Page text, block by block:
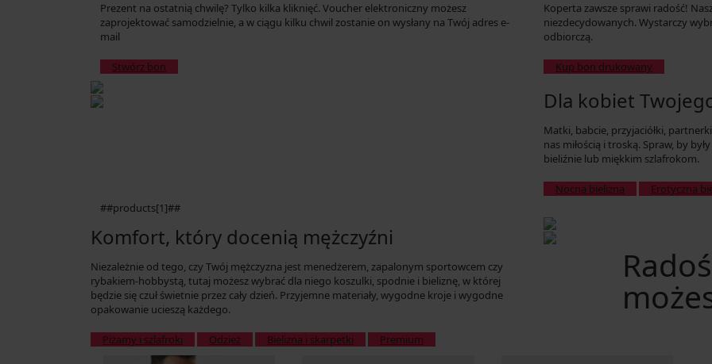
Prezent na ostatnią chwilę? Tylko kilka kliknięć. Voucher elektroniczny możesz
zaprojektować samodzielnie, a w ciągu kilku chwil zostanie on wysłany na Twój adres e-
mail
Stwórz bon
Koperta zawsze sprawi radość!
niezdecydowanych. Wystarczy
odbiorczą.
Kup bon drukowany
Dla kobiet
Matki, babcie, przyjaciółki,
nas miłością i troską. Spraw, by
bieliźnie lub miękkim szlafrokom.
Nocna bielizna Erotyczna
##products[1]##
Komfort, który docenią mężczyźni
Niezależnie od tego, czy Twój mężczyzna jest menedżerem, zapalonym sportowcem czy
rybakiem-hobbystą, tutaj możesz wybrać dla niego koszulki, spodnie i bieliznę, w której
będzie się czuł świetnie przez cały dzień. Przyjemne materiały, wygodne kroje i wygodne
opakowanie ucieszą każdego.
Piżamy i szlafroki Odzież Bielizna i skarpetki Premium